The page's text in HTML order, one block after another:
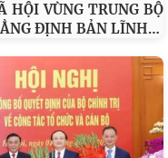
HỘI VÙNG TRUNG BỘ
ĐỊNH BẢN LĨNH…